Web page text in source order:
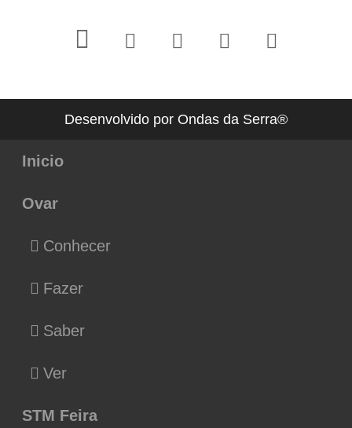
Desenvolvido por Ondas da Serra®
Inicio
Ovar
Conhecer
Fazer
Saber
Ver
STM Feira